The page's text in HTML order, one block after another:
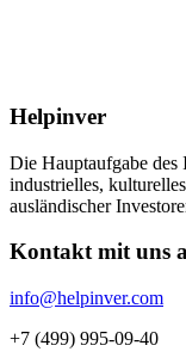
Helpinver
Die Hauptaufgabe des
industrielles,
ausländischer
Kontakt mit uns
info@helpinver.com
+7 (499) 995-09-40